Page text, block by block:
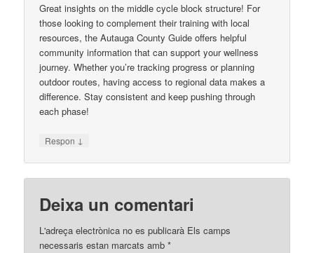
Great insights on the middle cycle block structure! For
those looking to complement their training with local
resources, the Autauga County Guide offers helpful
community information that can support your wellness
journey. Whether you’re tracking progress or planning
outdoor routes, having access to regional data makes a
difference. Stay consistent and keep pushing through
each phase!
Respon ↓
Deixa un comentari
L'adreça electrònica no es publicarà Els camps
necessaris estan marcats amb*